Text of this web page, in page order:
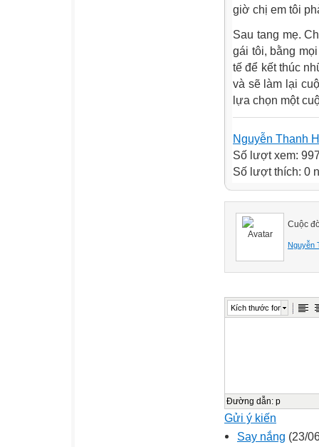
giờ chị em tôi
Sau tang mẹ.
gái tôi, bằng
tế để kết thúc
và sẽ làm lại
lựa chọn một
Nguyễn Thanh
Số lượt xem:
Số lượt thích: 0
Cuộc
Nguyễn
Kích thước font
Đường dẫn: p
Gửi ý kiến
Say nắng (23/